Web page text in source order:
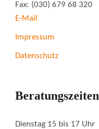
Fax: (030) 679 68 320
E-Mail
Impressum
Datenschutz
Beratungszeiten
Dienstag 15 bis 17 Uhr